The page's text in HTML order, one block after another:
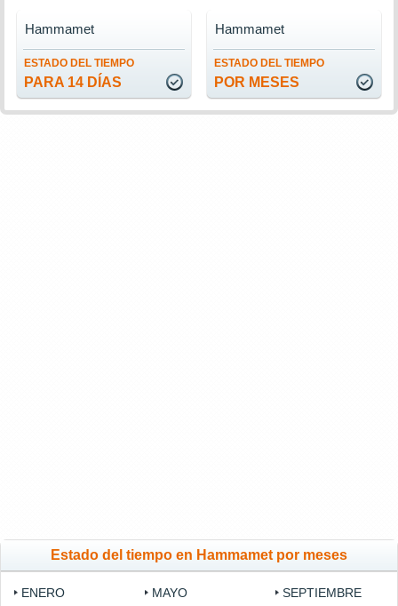
ESTADO DEL TIEMPO
PARA 14 DÍAS
Hammamet
ESTADO DEL TIEMPO
POR MESES
Hammamet
Estado del tiempo en Hammamet por meses
ENERO
MAYO
SEPTIEMBRE